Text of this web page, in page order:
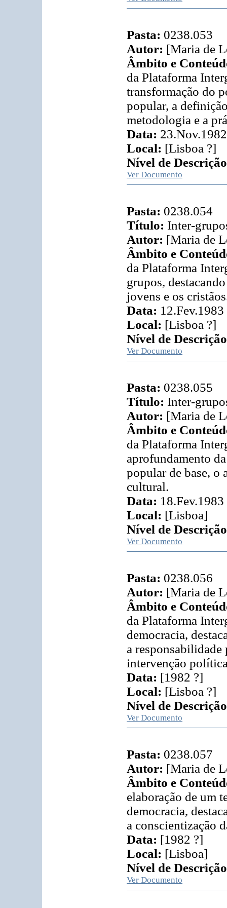
Pasta: 0238.053
Autor: [Maria de
Âmbito e
da Plataforma
transformação do
popular, a
metodologia e a
Data: 23.Nov.1982
Local: [Lisboa ?]
Nível de
Ver Documento
Pasta: 0238.054
Título: Inter-
Autor: [Maria de
Âmbito e
da Plataforma
grupos,
jovens e os
Data: 12.Fev.1983
Local: [Lisboa ?]
Nível de
Ver Documento
Pasta: 0238.055
Título: Inter-
Autor: [Maria de
Âmbito e
da Plataforma
aprofundamento
popular de base, o
cultural.
Data: 18.Fev.1983
Local: [Lisboa]
Nível de
Ver Documento
Pasta: 0238.056
Autor: [Maria de
Âmbito e
da Plataforma
democracia,
a
intervenção
Data: [1982 ?]
Local: [Lisboa ?]
Nível de
Ver Documento
Pasta: 0238.057
Autor: [Maria de
Âmbito e
elaboração de um
democracia,
a conscientização
Data: [1982 ?]
Local: [Lisboa]
Nível de
Ver Documento